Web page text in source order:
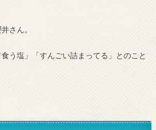
さん。
食う塩」「すんごい詰まってる」とのこと